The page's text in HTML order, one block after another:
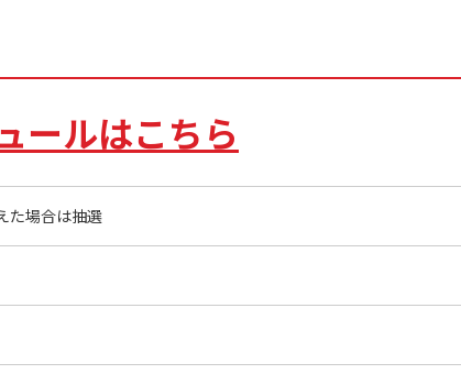
ールはこちら
た場合は抽選